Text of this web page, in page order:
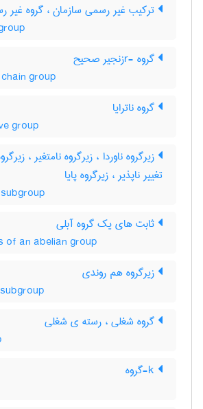
ترکیب غیر رسمی سازمان ، گروه غیر
گروه -rزنجیر صحیح
group
گروه ناترایا
group
زیرگروه ناوردا ، زیرگروه نامتغیر ،
تغییر ناپذیر ، زیرگروه پایا
ثابت های یک گروه آبلی
of an abelian group
زیرگروه هم روندی
گروه شغلی ، رسته ی شغلی